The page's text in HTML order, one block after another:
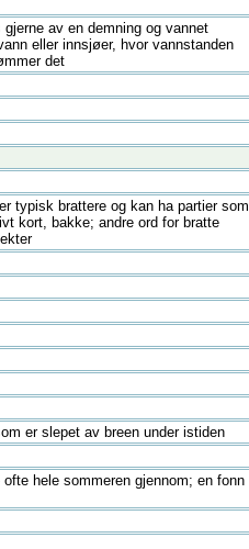
av en demning og vannet
eller innsjøer, hvor vannstanden
det
typisk brattere og kan ha partier som
kort, bakke; andre ord for bratte
er slepet av breen under istiden
hele sommeren gjennom; en fonn